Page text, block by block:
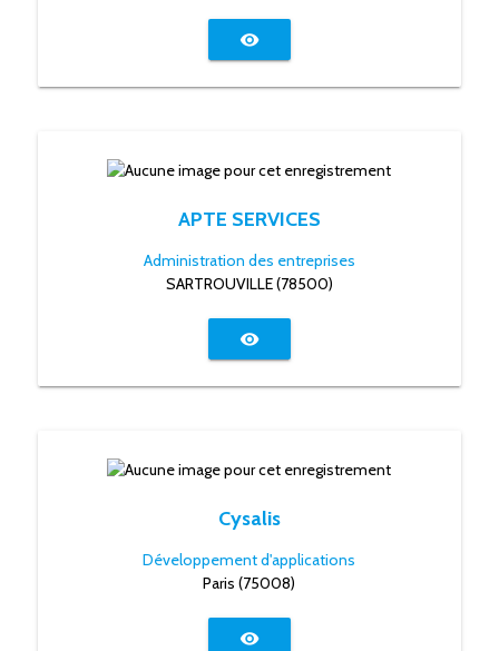
visibility
APTE SERVICES
Administration des entreprises
SARTROUVILLE (78500)
visibility
Cysalis
Développement d'applications
Paris (75008)
visibility